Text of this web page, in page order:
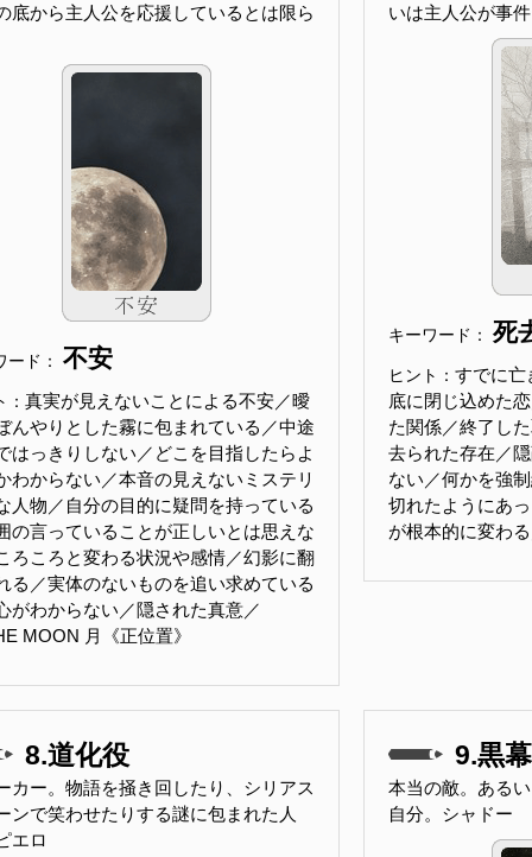
底から主人公を応援しているとは限ら
ード： 不安
： 真実が見えないことによる不安／曖
んやりとした霧に包まれている／中途
はっきりしない／どこを目指したらよ
わからない／本音の見えないミステリ
人物／自分の目的に疑問を持っている
の言っていることが正しいとは思えな
ろころと変わる状況や感情／幻影に翻
る／実体のないものを追い求めている
がわからない／隠された真意／
MOON 月《正位置》
いは主人公が事
キーワード： 死
ヒント： すでに亡
底に閉じ込めた
た関係／終了し
去られた存在／
ない／何かを強
切れたようにあ
が根本的に変わ
8.道化役
カー。物語を掻き回したり、シリアス
ンで笑わせたりする謎に包まれた人
エロ
9.黒幕
本当の敵。ある
自分。シャドー